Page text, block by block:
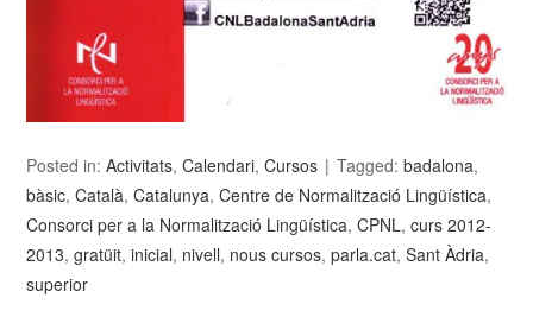
Posted in:Activitats,Calendari,Cursos Tagged:badalona,
bàsic,Català,Catalunya,Centre de Normalització Lingüística,
Consorci per a la Normalització Lingüística,CPNL,curs 2012-
2013,gratüit,inicial, nivell, nous cursos,parla.cat,Sant Àdria,
superior